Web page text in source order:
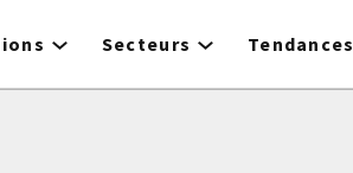
Secteurs Tendances